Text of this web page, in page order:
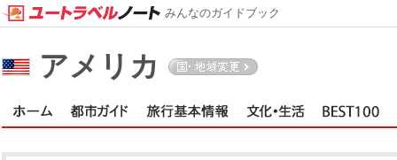
アメリカ
みんなのガイドブック